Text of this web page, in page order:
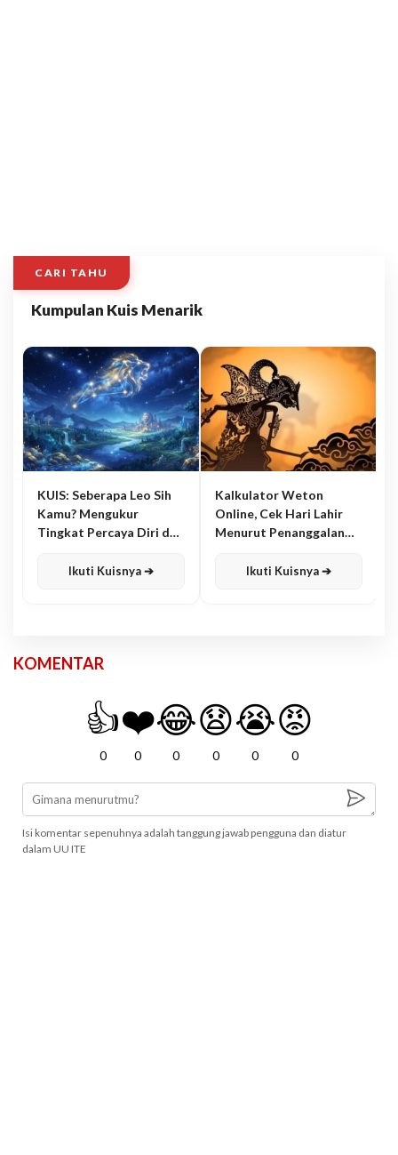
CARI TAHU
Kumpulan Kuis Menarik
KUIS: Seberapa Leo Sih
Kamu? Mengukur
Tingkat Percaya Diri dan
Ikuti Kuisnya ➔
Kalkulator Weton
Online, Cek Hari Lahir
Menurut Penanggalan
Ikuti Kuisnya ➔
KOMENTAR
👍
0
❤️
0
😂
0
😧
0
😭
0
😡
0
Isi komentar sepenuhnya adalah tanggung jawab pengguna dan diatur
dalam UU ITE